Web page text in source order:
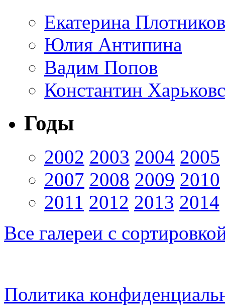
Екатерина
Юлия Антипина
Вадим Попов
Константин
Годы
2002 2003 2004 2005
2007 2008 2009 2010
2011 2012 2013 2014
Все галереи с
Политика